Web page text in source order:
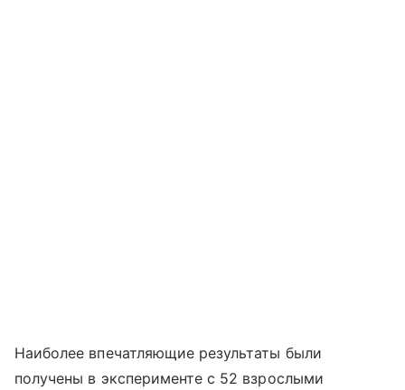
Наиболее впечатляющие результаты были
получены в эксперименте с 52 взрослыми